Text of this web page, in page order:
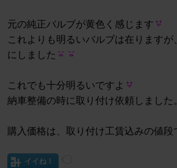
元の純正バルブが黄色く感じます
これよりも明るいバルブは在りますが
にしました
これでも十分明るいですよ
納車整備の時に取り付け依頼しました
購入価格は、取り付け工賃込みの値段
イイね！